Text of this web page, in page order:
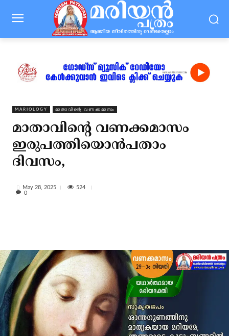
MARIOLOGY മാതാവിന്റെ വണക്കമാസം
മാതാവിന്‍റെ വണക്കമാസം
ഇരുപത്തിയൊന്‍പതാം
ദിവസം,
May 28, 2025
524
0